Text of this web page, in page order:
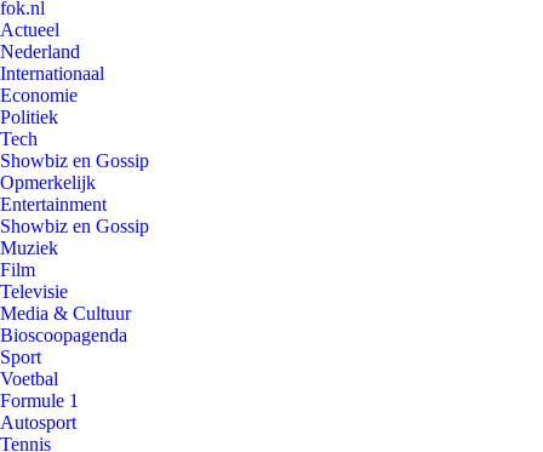
fok.nl
Actueel
Nederland
Internationaal
Economie
Politiek
Tech
Showbiz en Gossip
Opmerkelijk
Entertainment
Showbiz en Gossip
Muziek
Film
Televisie
Media & Cultuur
Bioscoopagenda
Sport
Voetbal
Formule 1
Autosport
Tennis